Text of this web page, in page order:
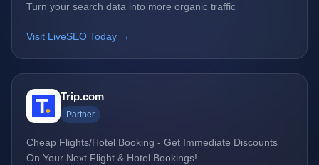
Turn your search data into more organic traffic
Visit LiveSEO Today →
Trip.com
Partner
Cheap Flights/Hotel Booking - Get Immediate Discounts
On Your Next Flight & Hotel Bookings!